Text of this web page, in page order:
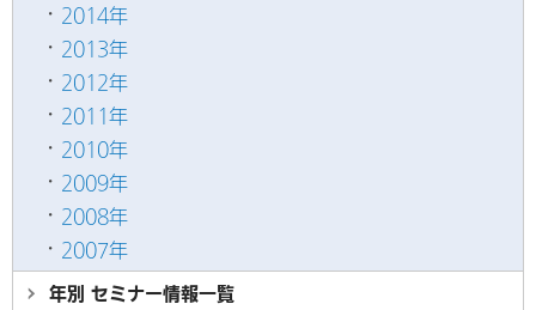
2014年
2013年
2012年
2011年
2010年
2009年
2008年
2007年
年別 セミナー情報一覧